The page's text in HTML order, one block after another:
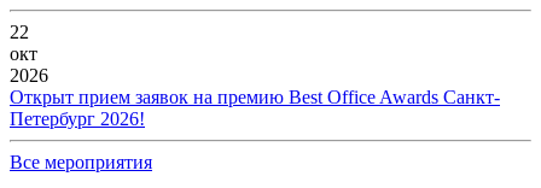
22
окт
2026
Открыт прием заявок на премию Best Office Awards Санкт-
Петербург 2026!
Все мероприятия